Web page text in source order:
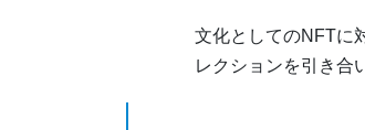
文化としてのNFTに
レクションを引き合